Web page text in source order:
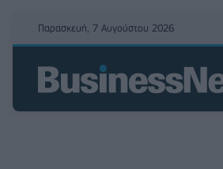
Παρασκευή, 7 Αυγούστου 2026